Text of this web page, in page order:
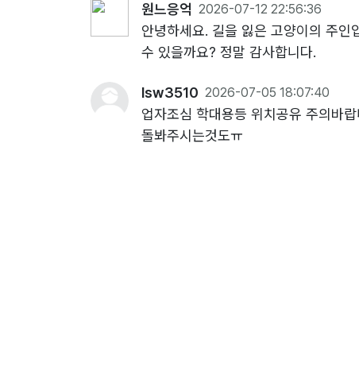
원느응억 2026-07-12 22:56:36
안녕하세요. 길을 잃은 고양이의 주
수 있을까요? 정말 감사합니다.
lsw3510 2026-07-05 18:07:40
업자조심 학대용등 위치공유 주의바
돌봐주시는것도ㅠ